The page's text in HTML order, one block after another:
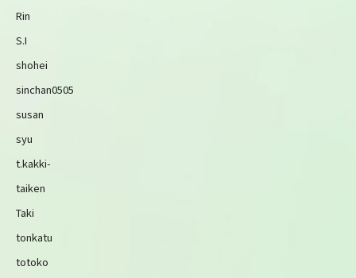
Rin
S.I
shohei
sinchan0505
susan
syu
t.kakki-
taiken
Taki
tonkatu
totoko